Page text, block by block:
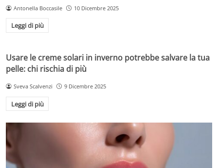
Antonella Boccasile 10 Dicembre 2025
Leggi di più
Usare le creme solari in inverno potrebbe salvare la tua
pelle: chi rischia di più
Sveva Scalvenzi 9 Dicembre 2025
Leggi di più